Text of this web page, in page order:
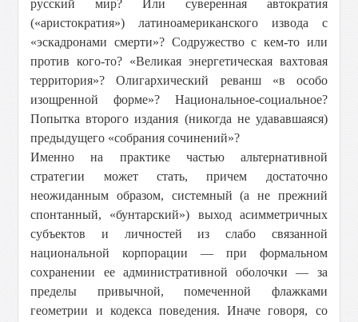
русский мир? Или суверенная автократия
(«аристократия») латиноамериканского извода с
«эскадронами смерти»? Содружество с кем-то или
против кого-то? «Великая энергетическая вахтовая
территория»? Олигархический реванш «в особо
изощренной форме»? Национальное-социальное?
Попытка второго издания (никогда не удававшаяся)
предыдущего «собрания сочинений»?
Именно на практике частью альтернативной
стратегии может стать, причем достаточно
неожиданным образом, системный (а не прежний
спонтанный, «бунтарский») выход асимметричных
субъектов и личностей из слабо связанной
национальной корпорации — при формальном
сохранении ее административной оболочки — за
пределы привычной, помеченной флажками
геометрии и кодекса поведения. Иначе говоря, со